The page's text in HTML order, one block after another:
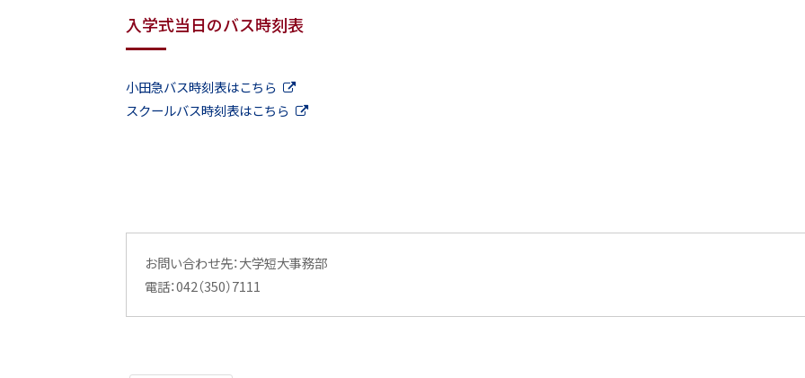
入学式当日のバス時刻表
小田急バス時刻表はこちら
スクールバス時刻表はこちら
お問い合わせ先：大学短大事務部
電話：042（350）7111